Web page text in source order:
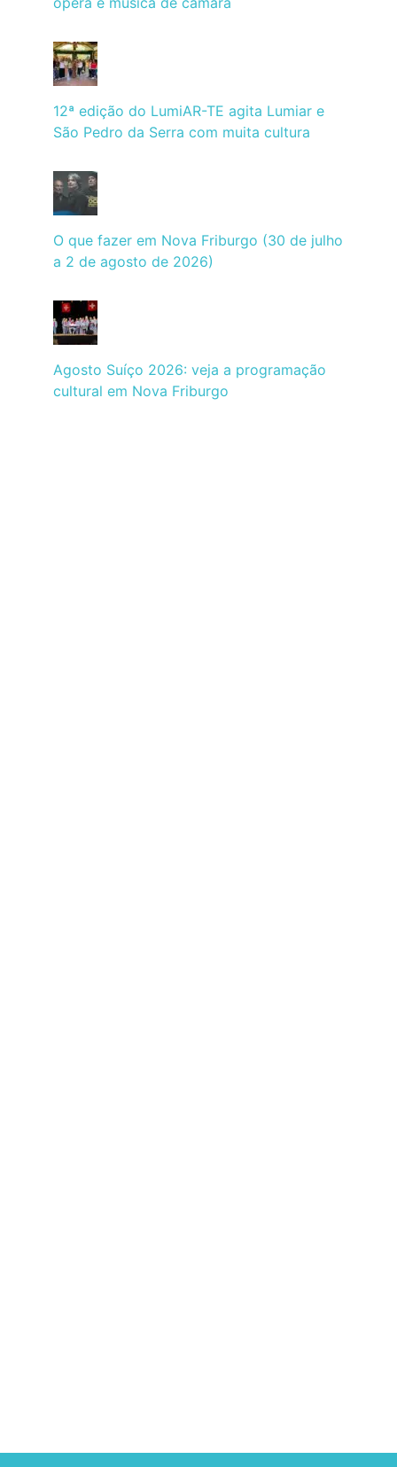
12ª edição do LumiAR-TE agita Lumiar e
São Pedro da Serra com muita cultura
O que fazer em Nova Friburgo (30 de julho
a 2 de agosto de 2026)
Agosto Suíço 2026: veja a programação
cultural em Nova Friburgo